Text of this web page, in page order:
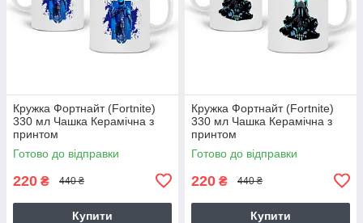
Кружка Фортнайт (Fortnite)
330 мл Чашка Керамічна з
принтом
Готово до відправки
220 ₴ 440 ₴
Купити
Кружка Фортнайт (Fortnite)
330 мл Чашка Керамічна з
принтом
Готово до відправки
220 ₴ 440 ₴
Купити